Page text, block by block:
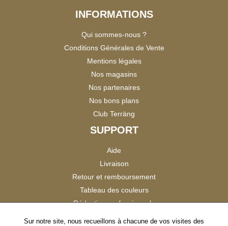
INFORMATIONS
Qui sommes-nous ?
Conditions Générales de Vente
Mentions légales
Nos magasins
Nos partenaires
Nos bons plans
Club Terräng
SUPPORT
Aide
Livraison
Retour et remboursement
Tableau des couleurs
Réduction professionnels
Sur notre site, nous recueillons à chacune de vos visites des